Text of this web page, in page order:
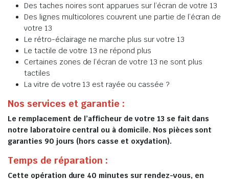
Des taches noires sont apparues sur l’écran de votre 13
Des lignes multicolores couvrent une partie de l’écran de
votre 13
Le rétro-éclairage ne marche plus sur votre 13
Le tactile de votre 13 ne répond plus
Certaines zones de l’écran de votre 13 ne sont plus
tactiles
La vitre de votre 13 est rayée ou cassée ?
Nos services et garantie :
Le remplacement de l’afficheur de votre 13 se fait dans
notre laboratoire central ou à domicile. Nos pièces sont
garanties 90 jours (hors casse et oxydation).
Temps de réparation :
Cette opération dure 40 minutes sur rendez-vous, en